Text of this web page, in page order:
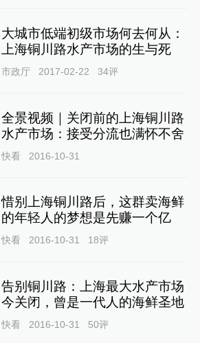
大城市低端初级市场何去何从：
上海铜川路水产市场的生与死
市政厅 2017-02-22 34评
全景视频｜关闭前的上海铜川路
水产市场：接受分流也满怀不舍
快看 2016-10-31
惜别上海铜川路后，这群卖海鲜
的年轻人的梦想是先赚一个亿
快看 2016-10-31 18评
告别铜川路：上海最大水产市场
今关闭，曾是一代人的海鲜圣地
快看 2016-10-31 50评